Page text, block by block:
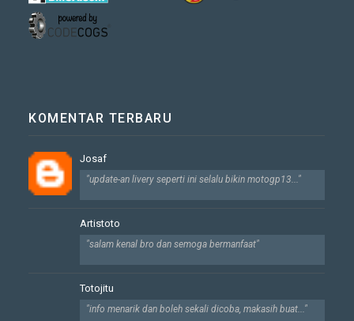
KOMENTAR TERBARU
Josaf
"update-an livery seperti ini selalu bikin motogp13..."
Artistoto
"salam kenal bro dan semoga bermanfaat"
Totojitu
"info menarik dan boleh sekali dicoba, makasih buat..."